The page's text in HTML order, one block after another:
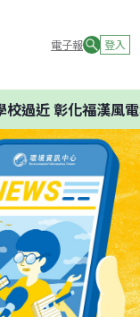
電子報 登入
過近 彰化福漢風電